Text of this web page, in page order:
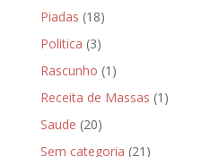
Piadas (18)
Politica (3)
Rascunho (1)
Receita de Massas (1)
Saude (20)
Sem categoria (21)